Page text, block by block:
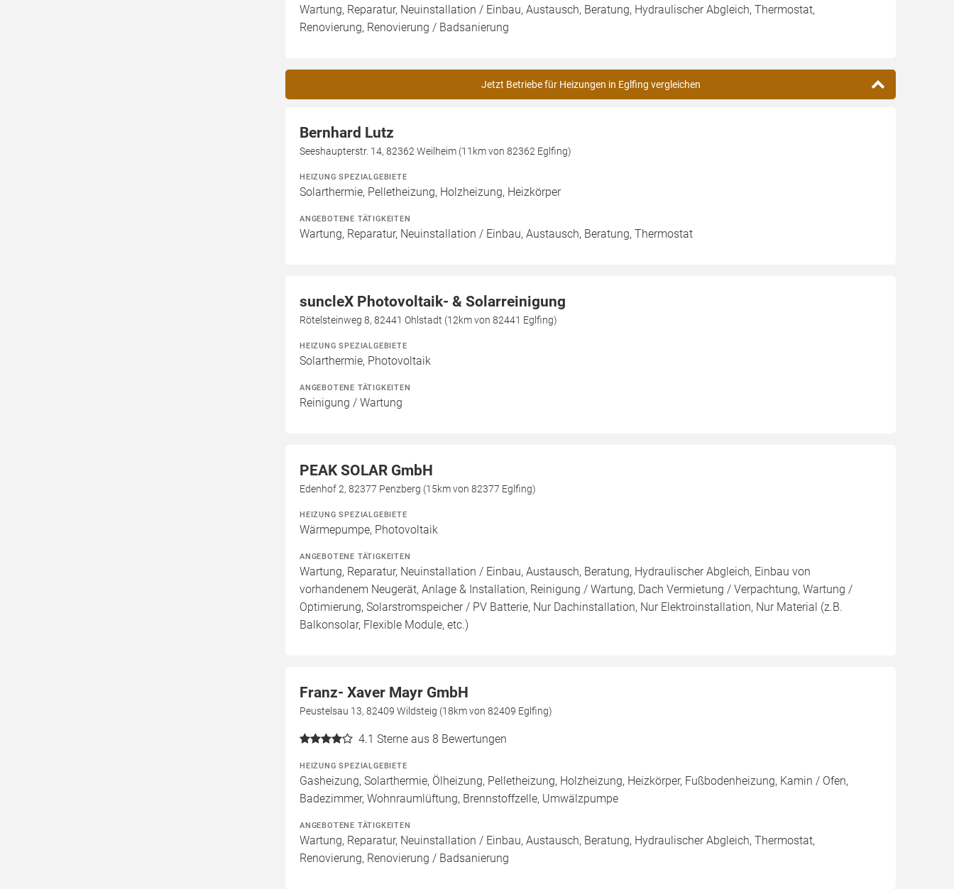
Wartung, Reparatur, Neuinstallation / Einbau, Austausch, Beratung, Hydraulischer Abgleich, Thermostat,
Renovierung, Renovierung / Badsanierung
Jetzt Betriebe für Heizungen in Eglfing vergleichen
Bernhard Lutz
Seeshaupterstr. 14, 82362 Weilheim (11km von 82362 Eglfing)
HEIZUNG SPEZIALGEBIETE
Solarthermie, Pelletheizung, Holzheizung, Heizkörper
ANGEBOTENE TÄTIGKEITEN
Wartung, Reparatur, Neuinstallation / Einbau, Austausch, Beratung, Thermostat
suncleX Photovoltaik- & Solarreinigung
Rötelsteinweg 8, 82441 Ohlstadt (12km von 82441 Eglfing)
HEIZUNG SPEZIALGEBIETE
Solarthermie, Photovoltaik
ANGEBOTENE TÄTIGKEITEN
Reinigung / Wartung
PEAK SOLAR GmbH
Edenhof 2, 82377 Penzberg (15km von 82377 Eglfing)
HEIZUNG SPEZIALGEBIETE
Wärmepumpe, Photovoltaik
ANGEBOTENE TÄTIGKEITEN
Wartung, Reparatur, Neuinstallation / Einbau, Austausch, Beratung, Hydraulischer Abgleich, Einbau von
vorhandenem Neugerät, Anlage & Installation, Reinigung / Wartung, Dach Vermietung / Verpachtung, Wartung /
Optimierung, Solarstromspeicher / PV Batterie, Nur Dachinstallation, Nur Elektroinstallation, Nur Material (z.B.
Balkonsolar, Flexible Module, etc.)
Franz- Xaver Mayr GmbH
Peustelsau 13, 82409 Wildsteig (18km von 82409 Eglfing)
4.1 Sterne aus 8 Bewertungen
HEIZUNG SPEZIALGEBIETE
Gasheizung, Solarthermie, Ölheizung, Pelletheizung, Holzheizung, Heizkörper, Fußbodenheizung, Kamin / Ofen,
Badezimmer, Wohnraumlüftung, Brennstoffzelle, Umwälzpumpe
ANGEBOTENE TÄTIGKEITEN
Wartung, Reparatur, Neuinstallation / Einbau, Austausch, Beratung, Hydraulischer Abgleich, Thermostat,
Renovierung, Renovierung / Badsanierung